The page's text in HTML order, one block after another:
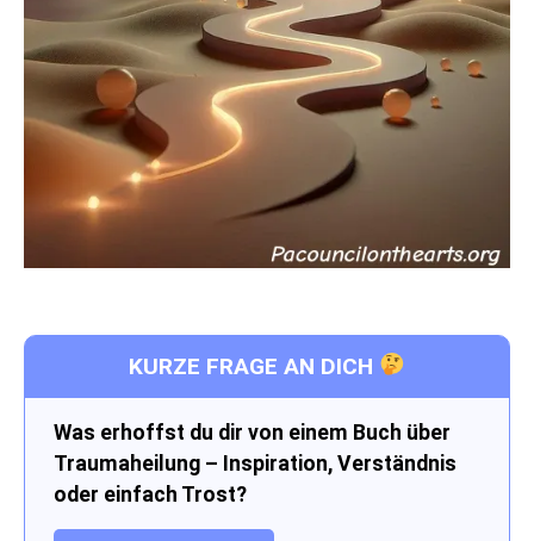
KURZE FRAGE AN DICH
Was erhoffst du dir von einem Buch über
Traumaheilung – Inspiration, Verständnis
oder einfach Trost?